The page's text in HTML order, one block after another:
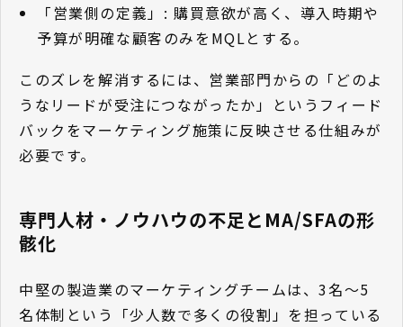
「営業側の定義」: 購買意欲が高く、導入時期や
予算が明確な顧客のみをMQLとする。
このズレを解消するには、営業部門からの「どのよ
うなリードが受注につながったか」というフィード
バックをマーケティング施策に反映させる仕組みが
必要です。
専門人材・ノウハウの不足とMA/SFAの形
骸化
中堅の製造業のマーケティングチームは、3名〜5
名体制という「少人数で多くの役割」を担っている